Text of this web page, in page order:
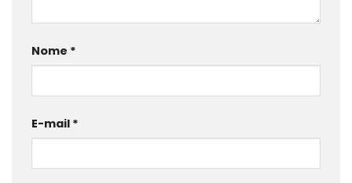
Nome *
E-mail *